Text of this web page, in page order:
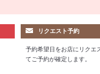
リクエスト予約
予約希望日をお店にリクエ
てご予約が確定します。